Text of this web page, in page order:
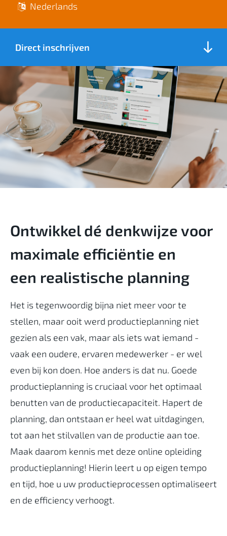
Nederlands
Direct inschrijven
Ontwikkel dé denkwijze voor
maximale efficiëntie en
een realistische planning
Het is tegenwoordig bijna niet meer voor te
stellen, maar ooit werd productieplanning niet
gezien als een vak, maar als iets wat iemand -
vaak een oudere, ervaren medewerker - er wel
even bij kon doen. Hoe anders is dat nu. Goede
productieplanning is cruciaal voor het optimaal
benutten van de productiecapaciteit. Hapert de
planning, dan ontstaan er heel wat uitdagingen,
tot aan het stilvallen van de productie aan toe.
Maak daarom kennis met deze online opleiding
productieplanning! Hierin leert u op eigen tempo
en tijd, hoe u uw productieprocessen optimaliseert
en de efficiency verhoogt.